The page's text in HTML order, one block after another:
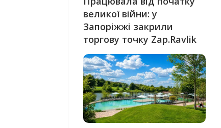
великої війни: у
Запоріжжі закрили
торгову точку Zap.Ravlik